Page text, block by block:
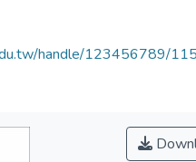
handle/123456789/